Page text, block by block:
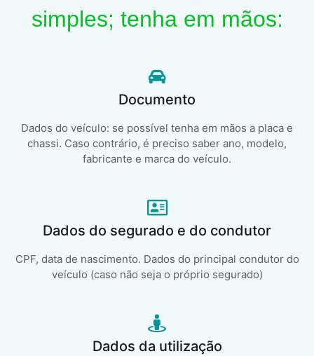
simples; tenha em mãos:
Documento
Dados do veículo: se possível tenha em mãos a placa e
chassi. Caso contrário, é preciso saber ano, modelo,
fabricante e marca do veículo.
Dados do segurado e do condutor
CPF, data de nascimento. Dados do principal condutor do
veículo (caso não seja o próprio segurado)
Dados da utilização